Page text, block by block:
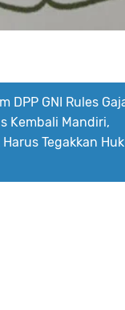
DPP GNI Rules
Kembali Mandiri,
Tegakkan